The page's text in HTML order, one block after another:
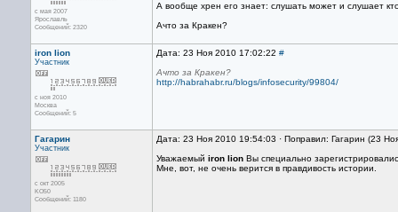
с мая 2007
Ярославль
Сообщений: 2320
А вообще хрен его знает: слушать может и слушает
Ачто за Кракен?
iron lion
Участник
с ноя 2010
Москва
Сообщений: 5
Дата: 23 Ноя 2010 17:02:22 #
Ачто за Кракен?
http://habrahabr.ru/blogs/infosecurity/99804/
Гагарин
Участник
с окт 2005
KO50
Сообщений: 1180
Дата: 23 Ноя 2010 19:54:03 · Поправил: Гагарин (23
Уважаемый iron lion Вы специально
Мне, вот, не очень верится в правдивость истории.